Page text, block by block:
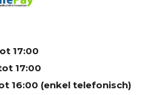
17:00
17:00
16:00 (enkel telefonisch)